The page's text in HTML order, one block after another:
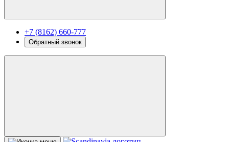
+7 (8162) 660-777
Обратный звонок